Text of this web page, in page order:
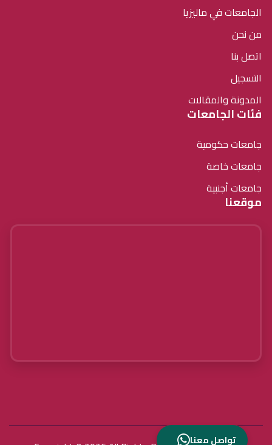
الجامعات في ماليزيا
من نحن
اتصل بنا
التسجيل
المدونة والمقالات
فئات الجامعات
جامعات حكومية
جامعات خاصة
جامعات أجنبية
موقعنا
تواصل معنا